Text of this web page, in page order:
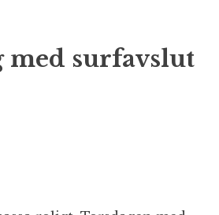
med surfavslut